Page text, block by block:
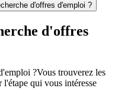
d'offres d'emploi ?
d'offres
?Vous trouverez les
qui vous intéresse